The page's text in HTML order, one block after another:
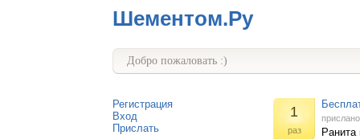
Шементом.Ру
Добро пожаловать :)
Регистрация
Вход
Прислать
1
раз